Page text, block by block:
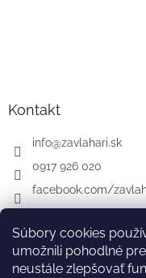
Súbory cookies
umožnili pohodlné
neustále zlepšovať
Kontakt
info@zavlahari.sk
0917 926 020
facebook.com/
GARDENA